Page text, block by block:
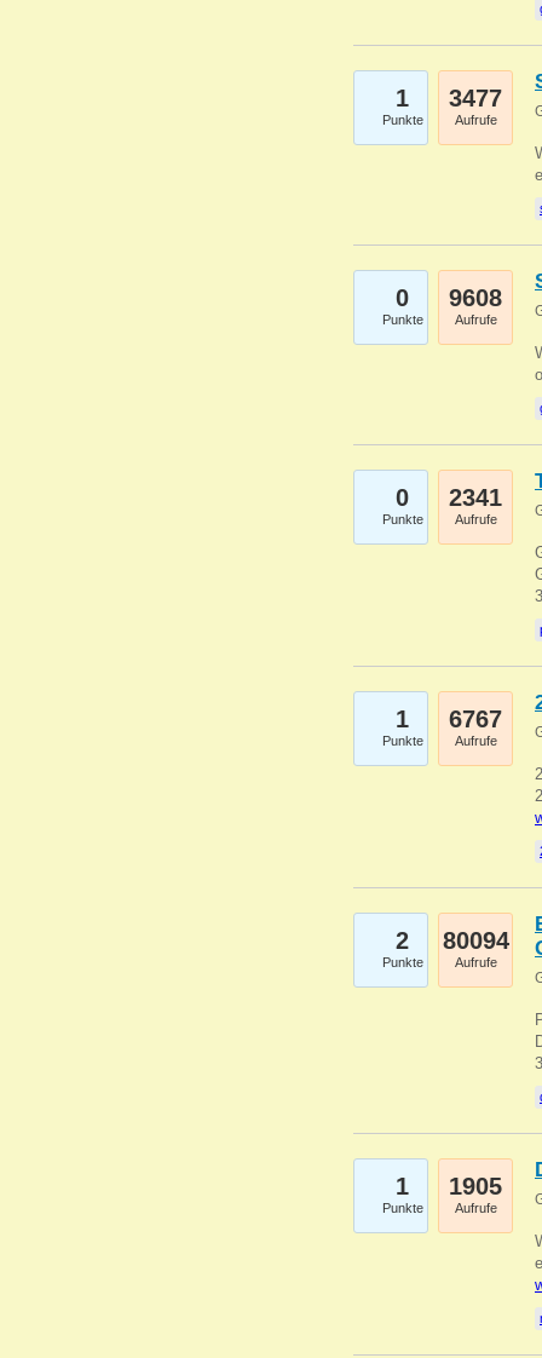
1
Punkte
3477
Aufrufe
0
Punkte
9608
Aufrufe
0
Punkte
2341
Aufrufe
1
Punkte
6767
Aufrufe
2
Punkte
80094
Aufrufe
1
Punkte
1905
Aufrufe